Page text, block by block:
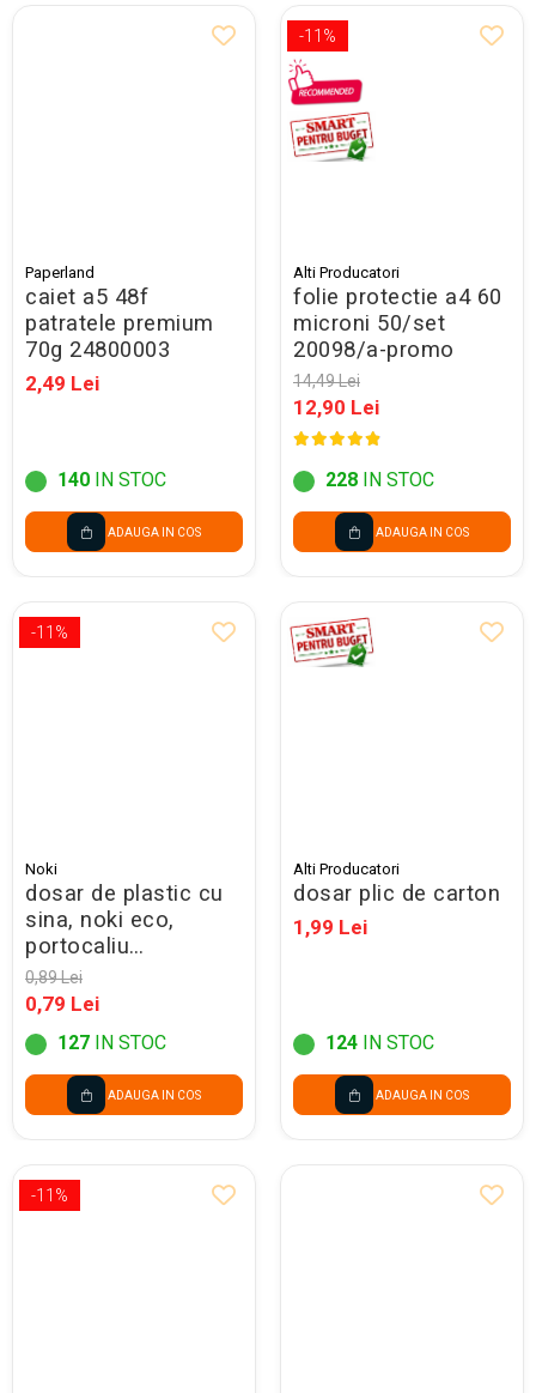
Paperland
caiet a5 48f
patratele premium
70g 24800003
2,49 Lei
140 IN STOC
ADAUGA IN COS
-11%
Alti Producatori
folie protectie a4 60
microni 50/set
20098/a-promo
14,49 Lei
12,90 Lei
228 IN STOC
ADAUGA IN COS
-11%
Noki
dosar de plastic cu
sina, noki eco,
portocaliu
48288040b/lm019 -
promo
0,89 Lei
0,79 Lei
127 IN STOC
ADAUGA IN COS
Alti Producatori
dosar plic de carton
1,99 Lei
124 IN STOC
ADAUGA IN COS
-11%